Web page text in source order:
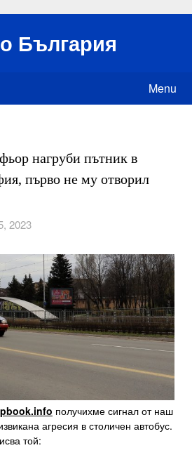
България
Menu
нагруби пътник в
първо не му отворил
2023
получихме сигнал от наш
агресия в столичен автобус.
той: